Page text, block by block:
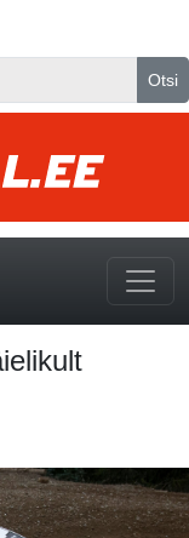
Otsi